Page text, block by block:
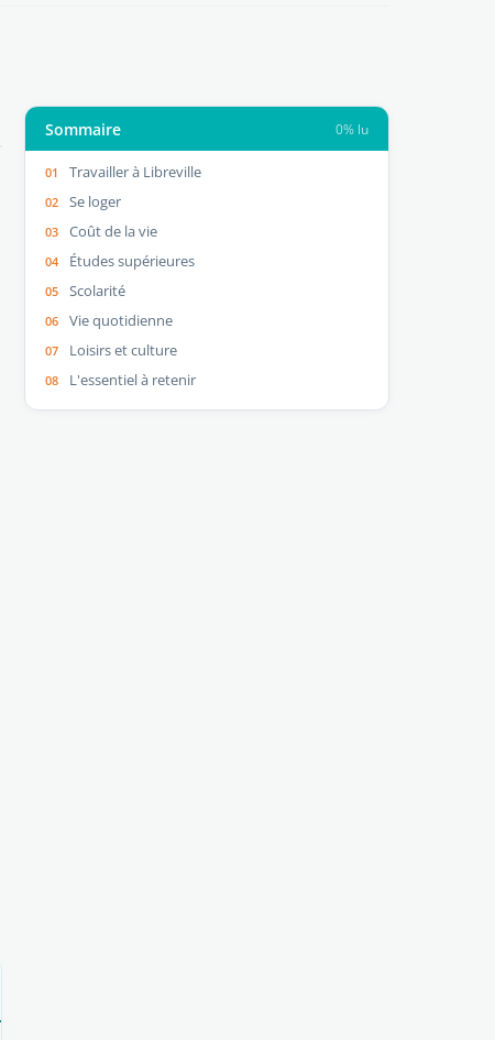
Sommaire 0% lu
Travailler à Libreville
Se loger
Coût de la vie
Études supérieures
Scolarité
Vie quotidienne
Loisirs et culture
L'essentiel à retenir